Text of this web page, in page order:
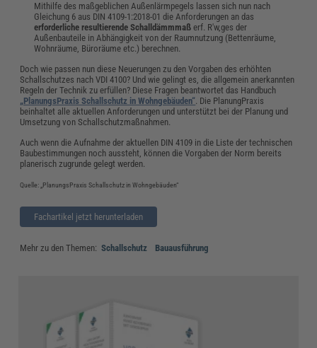
Mithilfe des maßgeblichen Außenlärmpegels lassen sich nun nach
Gleichung 6 aus DIN 4109-1:2018-01 die Anforderungen an das
erforderliche resultierende Schalldämmmaß erf. R'w,ges der
Außenbauteile in Abhängigkeit von der Raumnutzung (Bettenräume,
Wohnräume, Büroräume etc.) berechnen.
Doch wie passen nun diese Neuerungen zu den Vorgaben des erhöhten
Schallschutzes nach VDI 4100? Und wie gelingt es, die allgemein anerkannten
Regeln der Technik zu erfüllen? Diese Fragen beantwortet das Handbuch
„PlanungsPraxis Schallschutz in Wohngebäuden“. Die PlanungPraxis
beinhaltet alle aktuellen Anforderungen und unterstützt bei der Planung und
Umsetzung von Schallschutzmaßnahmen.
Auch wenn die Aufnahme der aktuellen DIN 4109 in die Liste der technischen
Baubestimmungen noch aussteht, können die Vorgaben der Norm bereits
planerisch zugrunde gelegt werden.
Quelle: „PlanungsPraxis Schallschutz in Wohngebäuden“
Fachartikel jetzt herunterladen
Mehr zu den Themen: Schallschutz Bauausführung